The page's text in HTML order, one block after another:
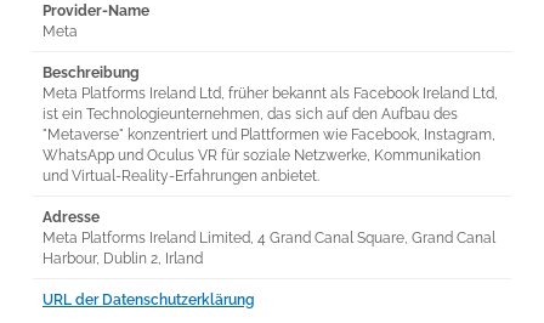
Provider-Name
Meta
Beschreibung
Meta Platforms Ireland Ltd, früher bekannt als Facebook Ireland Ltd,
ist ein Technologieunternehmen, das sich auf den Aufbau des
"Metaverse" konzentriert und Plattformen wie Facebook, Instagram,
WhatsApp und Oculus VR für soziale Netzwerke, Kommunikation
und Virtual-Reality-Erfahrungen anbietet.
Adresse
Meta Platforms Ireland Limited, 4 Grand Canal Square, Grand Canal
Harbour, Dublin 2, Irland
URL der Datenschutzerklärung